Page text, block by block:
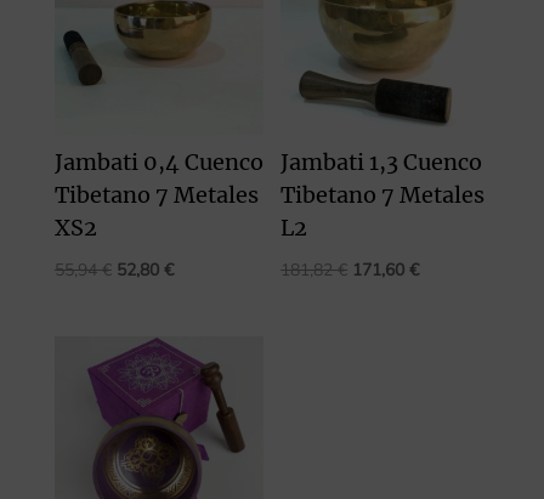
Jambati 0,4 Cuenco
Tibetano 7 Metales
XS2
55,94€ El
original
era:
55,94 €.
52,80 €El
es:
52,80 €.
Jambati 1,3 Cuenco
Tibetano 7 Metales
L2
181,82€ El
171,60€El